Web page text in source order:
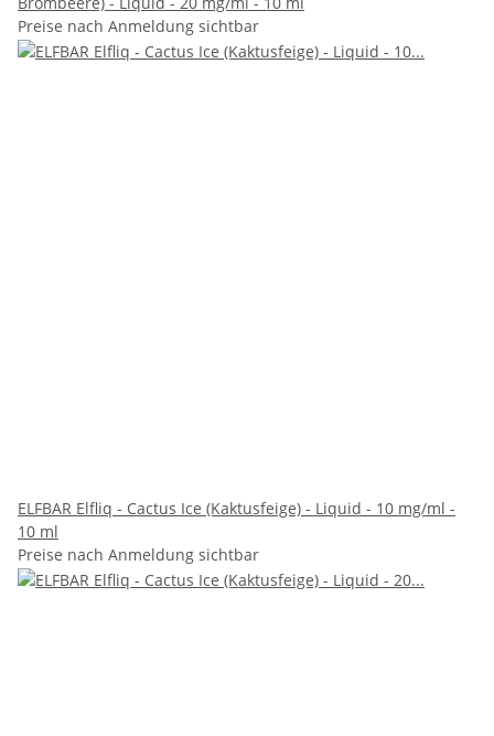
Preise nach Anmeldung sichtbar
ELFBAR Elfliq - Cactus Ice (Kaktusfeige) - Liquid - 10 mg/ml -
10 ml
Preise nach Anmeldung sichtbar